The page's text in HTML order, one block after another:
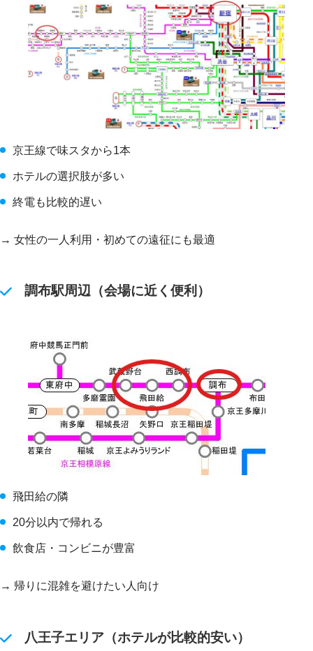
京王線で味スタから1本
ホテルの選択肢が多い
終電も比較的遅い
→ 女性の一人利用・初めての遠征にも最適
調布駅周辺（会場に近く便利）
飛田給の隣
20分以内で帰れる
飲食店・コンビニが豊富
→ 帰りに混雑を避けたい人向け
八王子エリア（ホテルが比較的安い）